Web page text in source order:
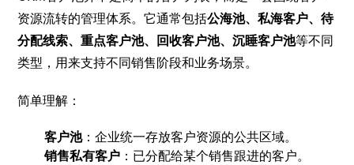
资源流转的管理体系。它通常包括公海池、私海客户、待
分配线索、重点客户池、回收客户池、沉睡客户池等不同
类型，用来支持不同销售阶段和业务场景。
简单理解：
客户池：企业统一存放客户资源的公共区域。
销售私有客户 ：已分配给某个销售跟进的客户。